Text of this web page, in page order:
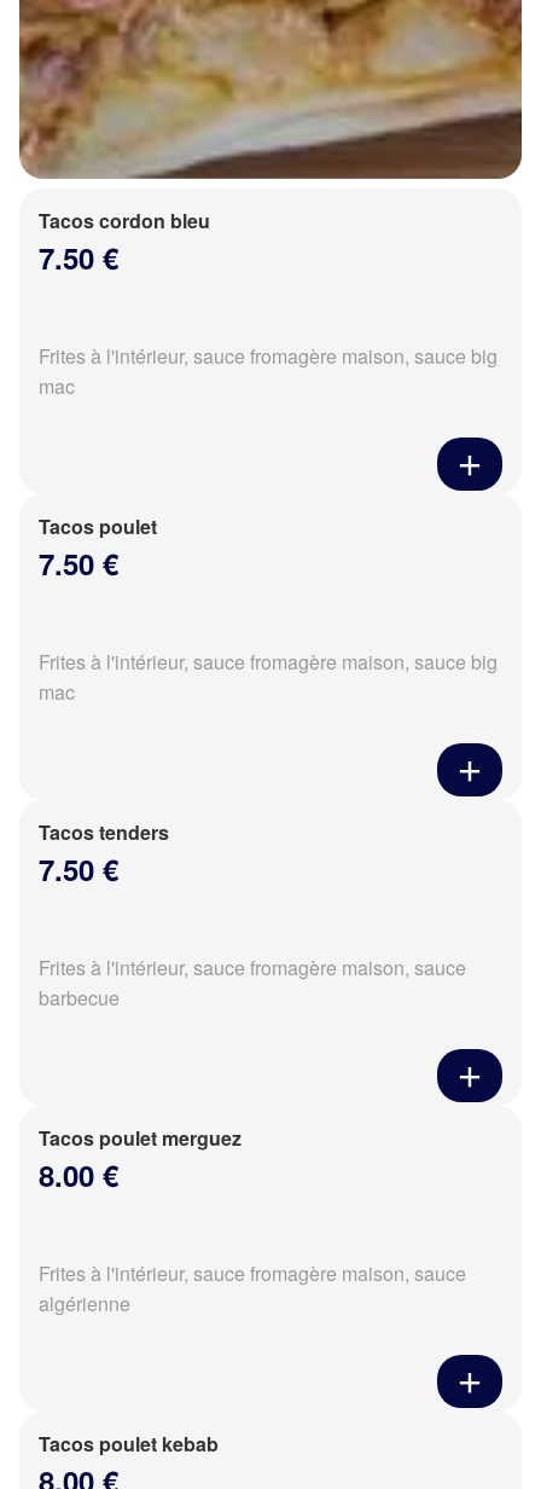
Tacos cordon bleu
7.50 €
Frites à l'intérieur, sauce fromagère maison, sauce big
mac
Tacos poulet
7.50 €
Frites à l'intérieur, sauce fromagère maison, sauce big
mac
Tacos tenders
7.50 €
Frites à l'intérieur, sauce fromagère maison, sauce
barbecue
Tacos poulet merguez
8.00 €
Frites à l'intérieur, sauce fromagère maison, sauce
algérienne
Tacos poulet kebab
8.00 €